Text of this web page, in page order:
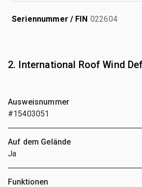
Seriennummer / FIN 022604
2. International Roof Wind
Ausweisnummer
#15403051
Auf dem Gelände
Ja
Funktionen